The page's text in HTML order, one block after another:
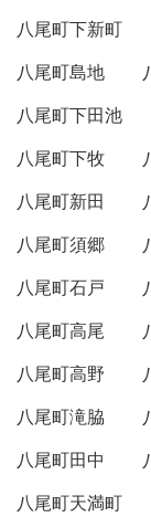
八尾町下新町
八尾町島地
八尾町下田池
八尾町下牧
八尾町新田
八尾町須郷
八尾町石戸
八尾町高尾
八尾町高野
八尾町滝脇
八尾町田中
八尾町天満町